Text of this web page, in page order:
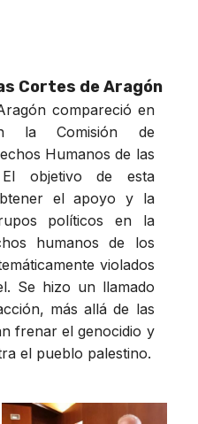
Cortes de Aragón
compareció en
la Comisión de
Humanos de las
objetivo de esta
el apoyo y la
políticos en la
humanos de los
violados
Se hizo un llamado
más allá de las
frenar el genocidio y
el pueblo palestino.